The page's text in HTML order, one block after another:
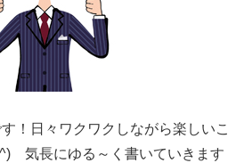
！日々ワクワクしながら楽しいこ
気長にゆる～く書いていきます